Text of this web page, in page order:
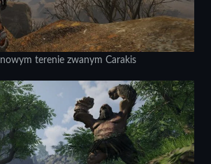
terenie zwanym Carakis